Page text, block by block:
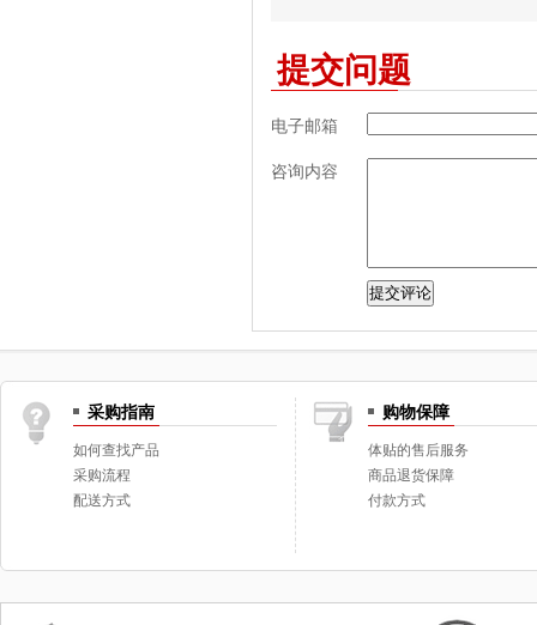
提交问题
电子邮箱
咨询内容
采购指南
如何查找产品
采购流程
配送方式
购物保障
体贴的售后服务
商品退货保障
付款方式